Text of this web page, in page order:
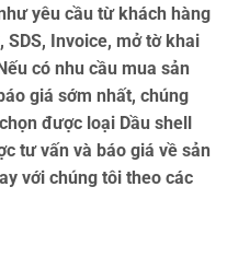
yêu cầu từ khách hàng
SDS, Invoice, mở tờ khai
có nhu cầu mua sản
giá sớm nhất, chúng
được loại Dầu shell
tư vấn và báo giá về sản
với chúng tôi theo các